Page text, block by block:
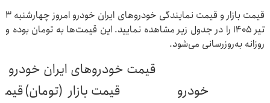
قیمت بازار و قیمت نمایندگی خودروهای ایران خودرو امروز چهارشنبه ۳
تیر ۱۴۰۵ را در جدول زیر مشاهده نمایید. این قیمت‌ها به تومان بوده و
روزانه به‌روزرسانی می‌شود.
قیمت خودروهای ایران خودرو
خودرو
قیمت بازار (تومان)